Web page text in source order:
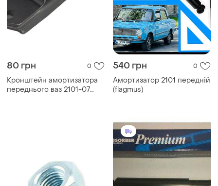
80 грн 0
Кронштейн амортизатора
переднього ваз 2101-07
540 грн 0
Амортизатор 2101 передній
(flagmus)